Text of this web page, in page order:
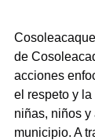
de
acciones
el respeto y
niñas, niños y
municipio. A